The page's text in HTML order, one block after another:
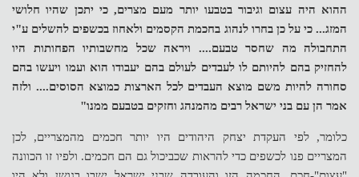
ההוא היה עצום וגיבור בטבעו יותר מעם מצרים, כי יתכן שהיו חלושי
המזג... כי על כן בחרו לנהוג בחכמת הקסמים ולאחוז בכשפים להשלים ע"י
התחבולה מה שחסר טבעם.... ויראה שכל מחשבותיו הפחותות היו
להחזיק בהם להיותם לו לעבדים לעולם בהם יעבודו הוא ועמו ויעשו בהם
סחורה להיות משם מוצא העבדים לכל הארצות כמוצא הסוסים.... ולזה
אמר הן עם בני ישראל רבים מהמנהג וחזקים בטבעם ממנו"
כלומר, לפי העקדת יצחק היהודים היו יותר חכמים מהמצריים, לכן
המצריים פנו לכשפים כדי להראות שכביכול גם הם חכמים. ולפיו זו הכוונה